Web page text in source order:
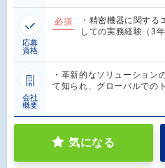
応募
資格
必須
・精密機器に関する
しての実務経験（3
会社
概要
・革新的なソリューション
て知られ、グローバルでの
気になる